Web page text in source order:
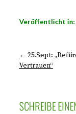
Veröffentlicht in:
← 25.Sept:
Vertrauen“
SCHREIBE